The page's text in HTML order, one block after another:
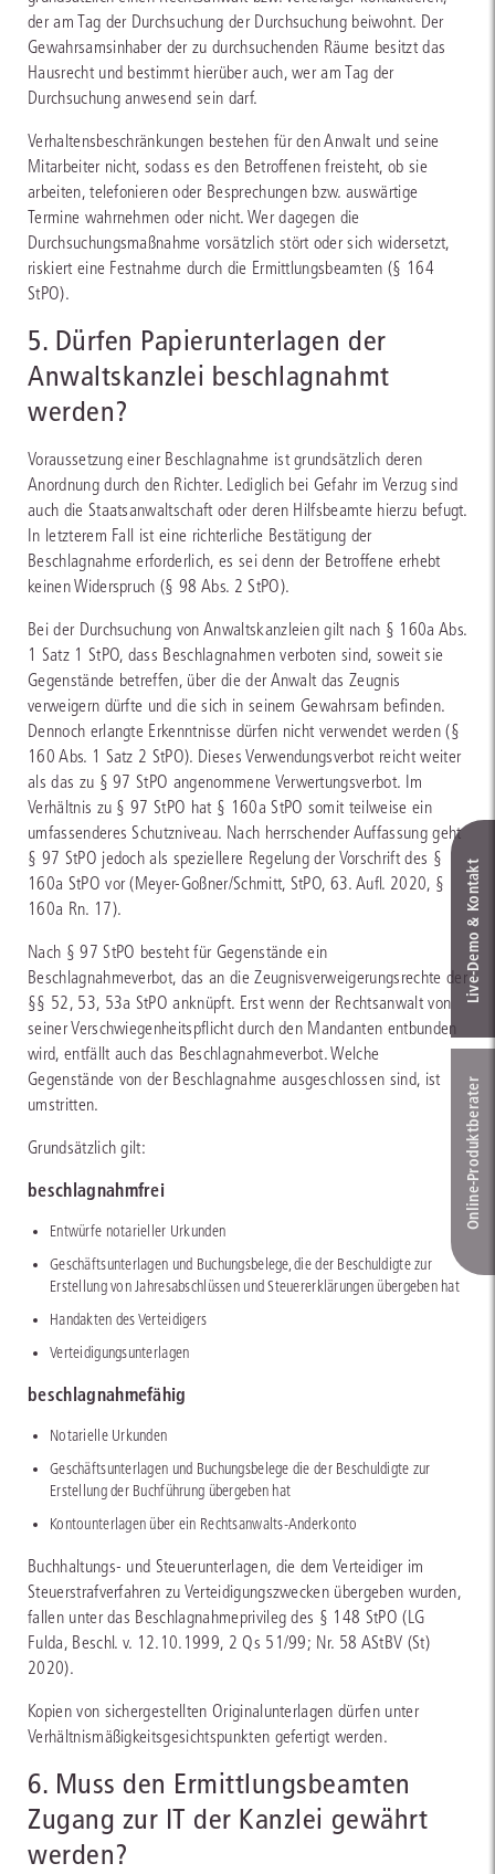
der am Tag der Durchsuchung der Durchsuchung beiwohnt. Der
Gewahrsamsinhaber der zu durchsuchenden Räume besitzt das
Hausrecht und bestimmt hierüber auch, wer am Tag der
Durchsuchung anwesend sein darf.
Verhaltensbeschränkungen bestehen für den Anwalt und seine
Mitarbeiter nicht, sodass es den Betroffenen freisteht, ob sie
arbeiten, telefonieren oder Besprechungen bzw. auswärtige
Termine wahrnehmen oder nicht. Wer dagegen die
Durchsuchungsmaßnahme vorsätzlich stört oder sich widersetzt,
riskiert eine Festnahme durch die Ermittlungsbeamten (§ 164
StPO).
5. Dürfen Papierunterlagen der
Anwaltskanzlei beschlagnahmt
werden?
Voraussetzung einer Beschlagnahme ist grundsätzlich deren
Anordnung durch den Richter. Lediglich bei Gefahr im Verzug sind
auch die Staatsanwaltschaft oder deren Hilfsbeamte hierzu befugt.
In letzterem Fall ist eine richterliche Bestätigung der
Beschlagnahme erforderlich, es sei denn der Betroffene erhebt
keinen Widerspruch (§ 98 Abs. 2 StPO).
Bei der Durchsuchung von Anwaltskanzleien gilt nach § 160a Abs.
1 Satz 1 StPO, dass Beschlagnahmen verboten sind, soweit sie
Gegenstände betreffen, über die der Anwalt das Zeugnis
verweigern dürfte und die sich in seinem Gewahrsam befinden.
Dennoch erlangte Erkenntnisse dürfen nicht verwendet werden (§
160 Abs. 1 Satz 2 StPO). Dieses Verwendungsverbot reicht weiter
als das zu § 97 StPO angenommene Verwertungsverbot. Im
Verhältnis zu § 97 StPO hat § 160a StPO somit teilweise ein
umfassenderes Schutzniveau. Nach herrschender Auffassung geht
§ 97 StPO jedoch als speziellere Regelung der Vorschrift des §
160a StPO vor (Meyer-Goßner/Schmitt, StPO, 63. Aufl. 2020, §
160a Rn. 17).
Nach § 97 StPO besteht für Gegenstände ein
Beschlagnahmeverbot, das an die Zeugnisverweigerungsrechte der
§§ 52, 53, 53a StPO anknüpft. Erst wenn der Rechtsanwalt von
seiner Verschwiegenheitspflicht durch den Mandanten entbunden
wird, entfällt auch das Beschlagnahmeverbot. Welche
Gegenstände von der Beschlagnahme ausgeschlossen sind, ist
umstritten.
Grundsätzlich gilt:
beschlagnahmfrei
Entwürfe notarieller Urkunden
Geschäftsunterlagen und Buchungsbelege, die der Beschuldigte zur
Erstellung von Jahresabschlüssen und Steuererklärungen übergeben hat
Handakten des Verteidigers
Verteidigungsunterlagen
beschlagnahmefähig
Notarielle Urkunden
Geschäftsunterlagen und Buchungsbelege die der Beschuldigte zur
Erstellung der Buchführung übergeben hat
Kontounterlagen über ein Rechtsanwalts-Anderkonto
Buchhaltungs- und Steuerunterlagen, die dem Verteidiger im
Steuerstrafverfahren zu Verteidigungszwecken übergeben wurden,
fallen unter das Beschlagnahmeprivileg des § 148 StPO (LG
Fulda, Beschl. v. 12.10.1999, 2 Qs 51/99; Nr. 58 AStBV (St)
2020).
Kopien von sichergestellten Originalunterlagen dürfen unter
Verhältnismäßigkeitsgesichtspunkten gefertigt werden.
6. Muss den Ermittlungsbeamten
Zugang zur IT der Kanzlei gewährt
werden?
Live‑Demo & Kontakt
Online-Produkt­berater